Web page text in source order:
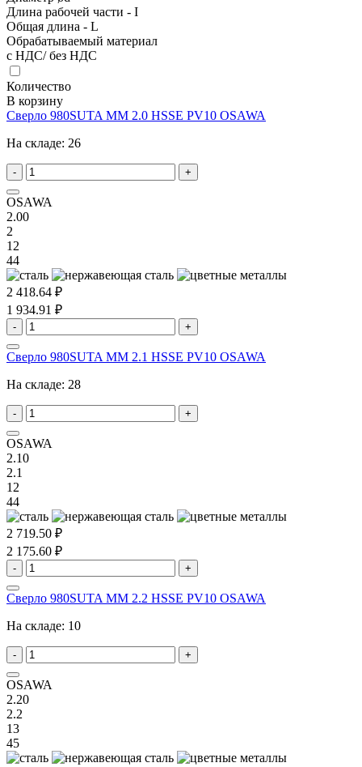
Длина рабочей части - I
Общая длина - L
Обрабатываемый материал
с НДС/ без НДС
Количество
В корзину
Сверло 980SUTA MM 2.0 HSSE PV10 OSAWA
На складе: 26
- +
OSAWA
2.00
2
12
44
2 418.64 ₽
1 934.91 ₽
- +
Сверло 980SUTA MM 2.1 HSSE PV10 OSAWA
На складе: 28
- +
OSAWA
2.10
2.1
12
44
2 719.50 ₽
2 175.60 ₽
- +
Сверло 980SUTA MM 2.2 HSSE PV10 OSAWA
На складе: 10
- +
OSAWA
2.20
2.2
13
45